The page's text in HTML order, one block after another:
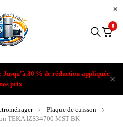
Jusqu'à 30 % de réduction appliquée
prix
0
Plaque de cuisson
TEKA IZS34700 MST BK